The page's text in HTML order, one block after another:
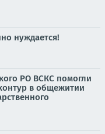
нуждается!
РО ВСКС помогли
в общежитии